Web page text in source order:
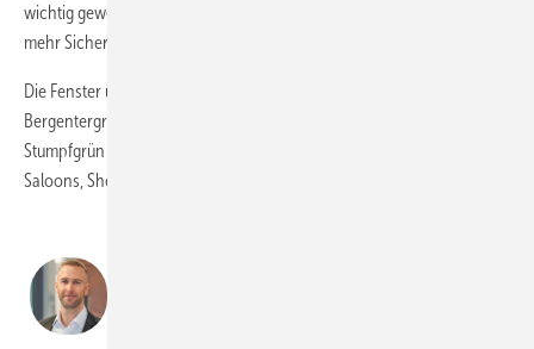
wichtig gewesen wäre und jetzt auch bei den Europa-Park-Shows für
mehr Sicherheit sorgt – freilich aber nicht gegen Kugelhagel.
Die Fenster und Türen bekamen 13 verschiedene Farbtöne verpasst:
Bergentergrau, Hellkhaki, Rostrot, Wacholderbeerenblau und
Stumpfgrün – alles authentische Wildwest-Farben, die perfekt zu
Saloons, Sheriffs-Büros und Postkutschenstationen passen.